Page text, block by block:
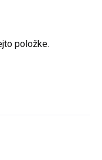
položke.